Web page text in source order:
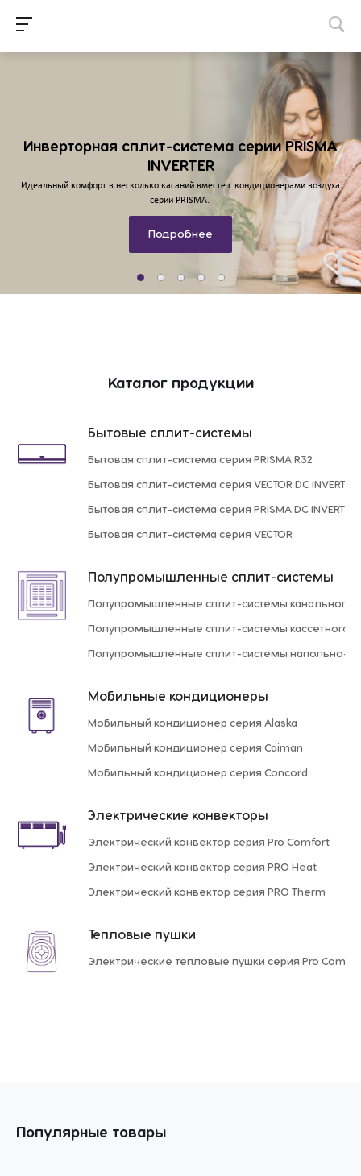
Инверторная сплит-система серии PRISMA
INVERTER
Идеальный комфорт в несколько касаний вместе с кондиционерами воздуха
серии PRISMA.
Комфорт - это просто.
Подробнее
Каталог продукции
Бытовые сплит-системы
Бытовая сплит-система серия PRISMA R32
Бытовая сплит-система серия VECTOR DC INVERTER
Бытовая сплит-система серия PRISMA DC INVERTER
Бытовая сплит-система серия VECTOR
Полупромышленные сплит-системы
Полупромышленные сплит-системы канального
Полупромышленные сплит-системы кассетного
Полупромышленные сплит-системы напольно-
Мобильные кондиционеры
Мобильный кондиционер серия Alaska
Мобильный кондиционер серия Caiman
Мобильный кондиционер серия Concord
Электрические конвекторы
Электрический конвектор серия Pro Comfort
Электрический конвектор серия PRO Heat
Электрический конвектор серия PRO Therm
Тепловые пушки
Электрические тепловые пушки серия Pro
Популярные товары